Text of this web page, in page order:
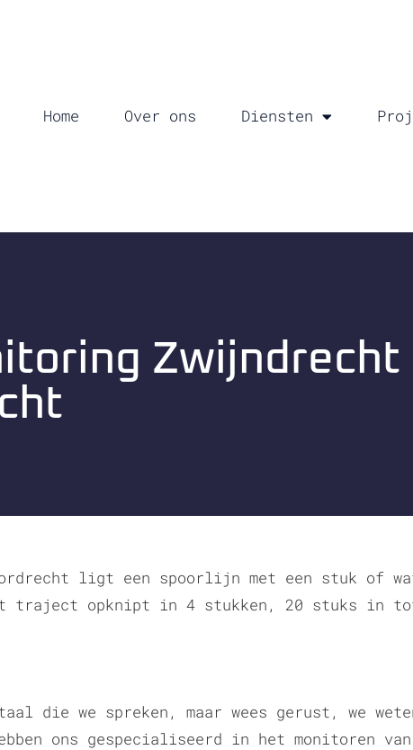
Home Over ons Diensten
Zwijndrecht
ligt een spoorlijn met een stuk of
traject opknipt in 4 stukken, 20 stuks in
die we spreken, maar wees gerust, we
ons gespecialiseerd in het monitoren